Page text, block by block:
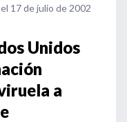
17 de julio de 2002
Unidos
a